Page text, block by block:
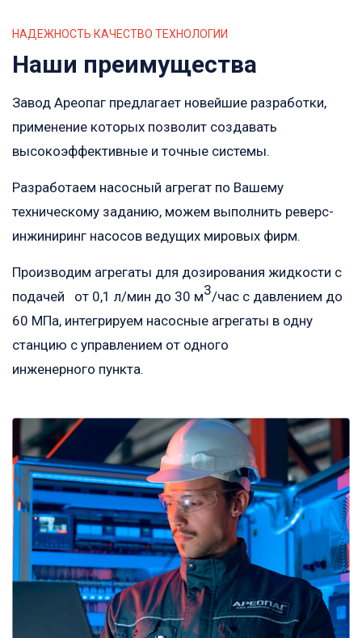
НАДЕЖНОСТЬ КАЧЕСТВО ТЕХНОЛОГИИ
Наши преимущества
Завод Ареопаг предлагает новейшие разработки,
применение которых позволит создавать
высокоэффективные и точные системы.
Разработаем насосный агрегат по Вашему
техническому заданию, можем выполнить реверс-
инжиниринг насосов ведущих мировых фирм.
Производим агрегаты для дозирования жидкости с
подачей от 0,1 л/мин до 30 м3/час с давлением до
60 МПа, интегрируем насосные агрегаты в одну
станцию с управлением от одного
инженерного пункта.